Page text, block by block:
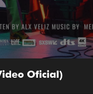
Oficial)